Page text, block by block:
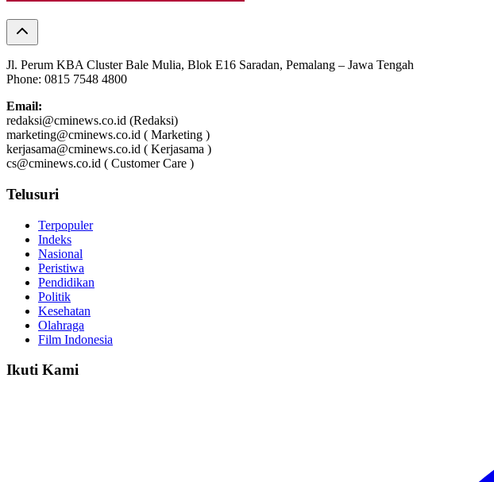
Jl. Perum KBA Cluster Bale Mulia, Blok E16 Saradan, Pemalang – Jawa Tengah
Phone: 0815 7548 4800
Email:
redaksi@cminews.co.id (Redaksi)
marketing@cminews.co.id ( Marketing )
kerjasama@cminews.co.id ( Kerjasama )
cs@cminews.co.id ( Customer Care )
Telusuri
Terpopuler
Indeks
Nasional
Peristiwa
Pendidikan
Politik
Kesehatan
Olahraga
Film Indonesia
Ikuti Kami